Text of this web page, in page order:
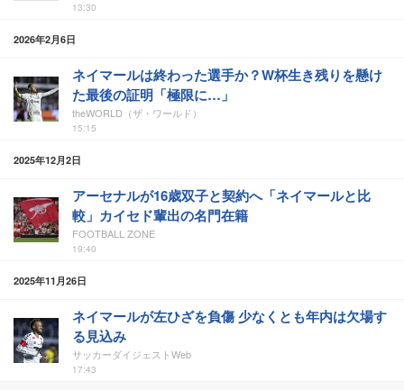
13:30
2026年2月6日
ネイマールは終わった選手か？W杯生き残りを懸け
た最後の証明「極限に…」
theWORLD（ザ・ワールド）
15:15
2025年12月2日
アーセナルが16歳双子と契約へ「ネイマールと比
較」カイセド輩出の名門在籍
FOOTBALL ZONE
19:40
2025年11月26日
ネイマールが左ひざを負傷 少なくとも年内は欠場す
る見込み
サッカーダイジェストWeb
17:43